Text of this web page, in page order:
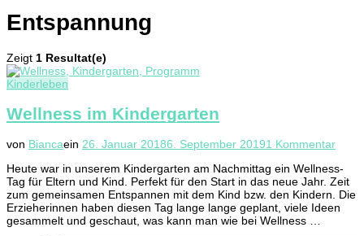
Entspannung
Zeigt 1 Resultat(e)
Kinderleben
Wellness im Kindergarten
von Biancaein 26. Januar 20186. September 20191 Kommentarzu
im
Heute war in unserem Kindergarten am Nachmittag ein Wellness-
Tag für Eltern und Kind. Perfekt für den Start in das neue Jahr. Zeit
zum gemeinsamen Entspannen mit dem Kind bzw. den Kindern. Die
Erzieherinnen haben diesen Tag lange lange geplant, viele Ideen
gesammelt und geschaut, was kann man wie bei Wellness …